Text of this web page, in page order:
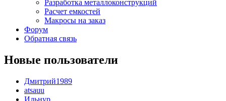
Разработка металлоконструкций
Расчет емкостей
Макросы на заказ
Форум
Обратная связь
Новые пользователи
Дмитрий1989
atsauu
Ильнур